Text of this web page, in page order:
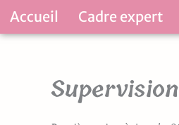
AllerAccueil Cadre expert